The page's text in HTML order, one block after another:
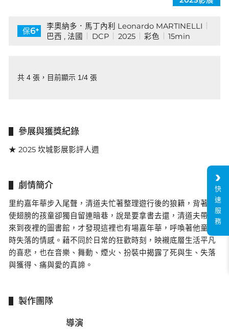
保6+
李奧納多．馬丁內利 Leonardo MARTINELLI
巴西 , 法國
DCP 2025 彩色 15min
共 4 張，目前顯示 1/4 張
參展與獲獎紀錄
★ 2025 坎城影展影評人週
劇情簡介
里約嘉年華步入尾聲，清道夫忙著整理遊行後的狼籍，背著天
使翅膀的孩童卻獨自留連暗巷，說是要拿書去還，清道夫帶他
來到夜裡的圖書館，才發現這裡也有場嘉年華，呼喚著他童稚
時失落的情感。藉不同於日常的狂歡時刻，映襯底層生活平凡
的喜悲，也在音樂、舞動、煙火、扮裝中揭露了死與生、失落
與獲得、痛與愛的真諦。
製作團隊
導演
快
速
服
務